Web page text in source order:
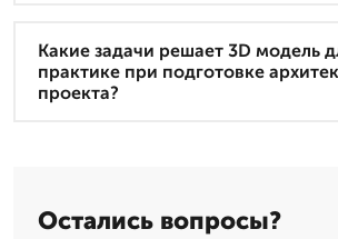
Какие задачи решает 3D модель
практике при подготовке
проекта?
Остались вопросы?